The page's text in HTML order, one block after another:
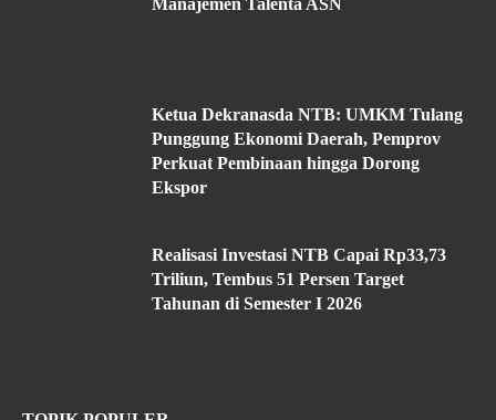
Manajemen Talenta ASN
Ketua Dekranasda NTB: UMKM Tulang
Punggung Ekonomi Daerah, Pemprov
Perkuat Pembinaan hingga Dorong
Ekspor
Realisasi Investasi NTB Capai Rp33,73
Triliun, Tembus 51 Persen Target
Tahunan di Semester I 2026